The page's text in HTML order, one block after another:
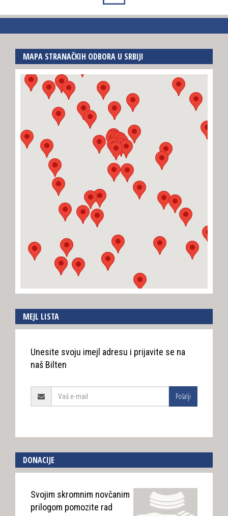
MAPA STRANAČKIH ODBORA U SRBIJI
MEJL LISTA
Unesite svoju imejl adresu i prijavite se na
naš Bilten
Pošalji
DONACIJE
Svojim skromnim novčanim
prilogom pomozite rad